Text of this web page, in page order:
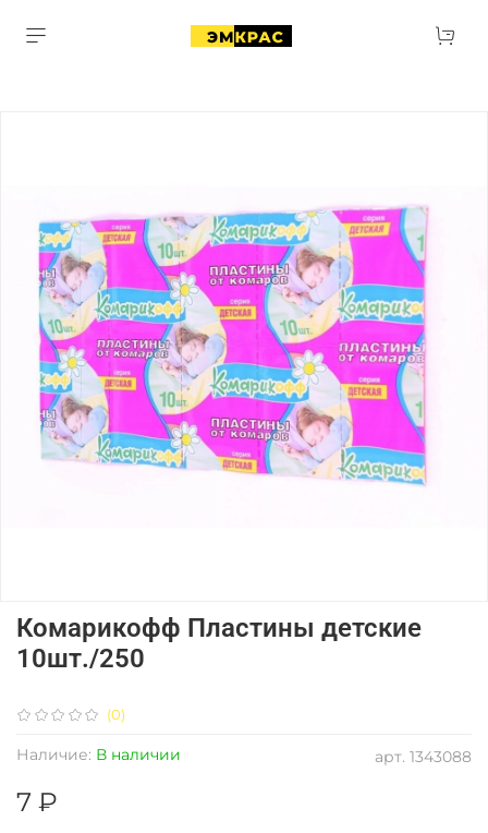
(0)
арт. 1343088
Наличие: В наличии
Комарикофф Пластины детские
10шт./250
7 ₽